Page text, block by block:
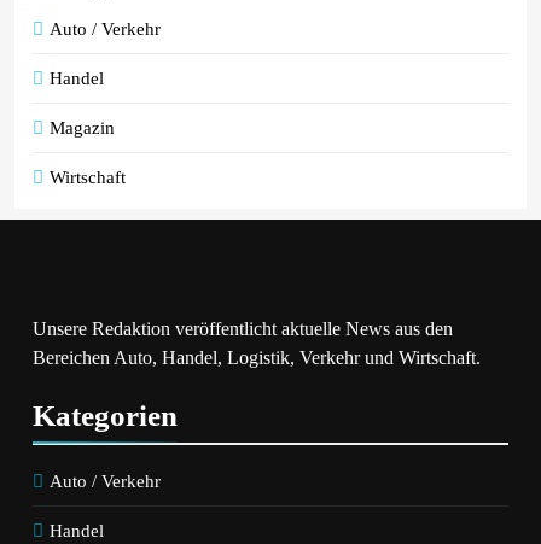
Auto / Verkehr
Handel
Magazin
Wirtschaft
Unsere Redaktion veröffentlicht aktuelle News aus den
Bereichen Auto, Handel, Logistik, Verkehr und Wirtschaft.
Kategorien
Auto / Verkehr
Handel